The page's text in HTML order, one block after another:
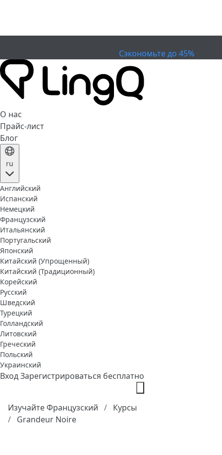
Сэкономьте до 45%
О нас
Прайс-лист
Блог
ru
Английский
Испанский
Немецкий
Французский
Итальянский
Португальский
Японский
Китайский (Упрощенный)
Китайский (Традиционный)
Корейский
Русский
Шведский
Турецкий
Голландский
Литовский
Греческий
Польский
Украинский
ВходЗарегистрироваться бесплатно
Изучайте Французский
Курсы
Grandeur Noire